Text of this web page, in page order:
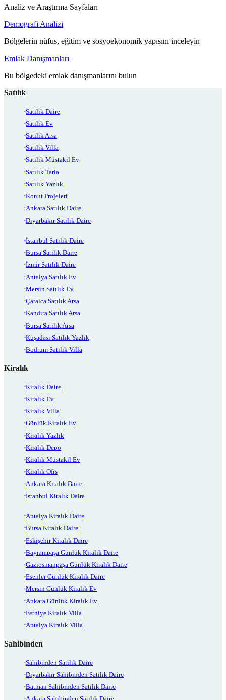
Analiz ve Araştırma Sayfaları
Demografi Analizi
Bölgelerin nüfus, eğitim ve sosyoekonomik yapısını inceleyin
Emlak Danışmanları
Bu bölgedeki emlak danışmanlarını bulun
Satılık
Satılık Daire
Satılık Ev
Satılık Arsa
Satılık Villa
Satılık Müstakil Ev
Satılık Tarla
Satılık Yazlık
Konut Projeleri
Ankara Satılık Daire
Diyarbakır Satılık Daire
İstanbul Satılık Daire
Bursa Satılık Daire
İzmir Satılık Daire
Antalya Satılık Ev
Mersin Satılık Ev
Çatalca Satılık Arsa
Kandıra Satılık Arsa
Bursa Satılık Arsa
Kuşadası Satılık Yazlık
Bodrum Satılık Villa
Kiralık
Kiralık Daire
Kiralık Ev
Kiralık Villa
Günlük Kiralık Ev
Kiralık Yazlık
Kiralık Depo
Kiralık Müstakil Ev
Kiralık Ofis
Ankara Kiralık Daire
İstanbul Kiralık Daire
Antalya Kiralık Daire
Bursa Kiralık Daire
Eskişehir Kiralık Daire
Bayrampaşa Günlük Kiralık Daire
Gaziosmanpaşa Günlük Kiralık Daire
Esenler Günlük Kiralık Daire
Mersin Günlük Kiralık Ev
Ankara Günlük Kiralık Ev
Fethiye Kiralık Villa
Antalya Kiralık Villa
Sahibinden
Sahibinden Satılık Daire
Diyarbakır Sahibinden Satılık Daire
Batman Sahibinden Satılık Daire
Ankara Sahibinden Satılık Daire